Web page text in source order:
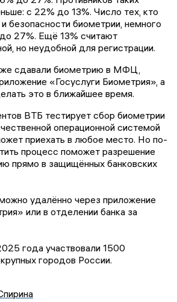
с 22% до 13%. Число тех, кто
безопасности биометрии, немного
27%. Ещё 13% считают
но неудобной для регистрации.
сдавали биометрию в МФЦ,
«Госуслуги Биометрия», а
это в ближайшее время.
ВТБ тестирует сбор биометрии
операционной системой
приехать в любое место. Но по-
процесс поможет разрешение
прямо в защищённых банковских
удалённо через приложение
или в отделении банка за
года участвовали 1500
городов России.